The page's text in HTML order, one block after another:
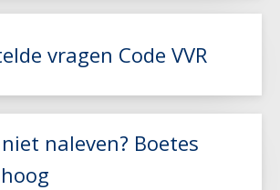
vragen Code VVR
naleven? Boetes